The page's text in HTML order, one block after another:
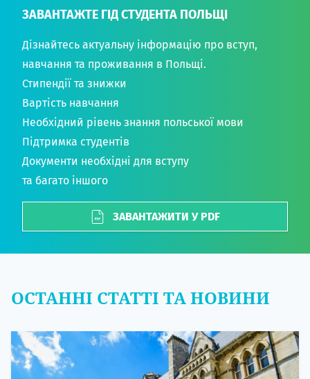
ЗАВАНТАЖТЕ ГІД СТУДЕНТА ПОЛЬЩІ
Дізнайтесь актуальну інформацію про вступ,
навчання та проживання в Польщі.
Стипендії та знижки
Вартість навчання
Необхідний рівень знання польської мови
Підтримка студентів
Документи необхідні для вступу
та багато іншого
ЗАВАНТАЖИТИ У PDF
ОСТАННІ СТАТТІ ТА НОВИНИ